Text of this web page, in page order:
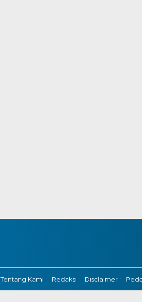
Tentang Kami Redaksi Disclaimer